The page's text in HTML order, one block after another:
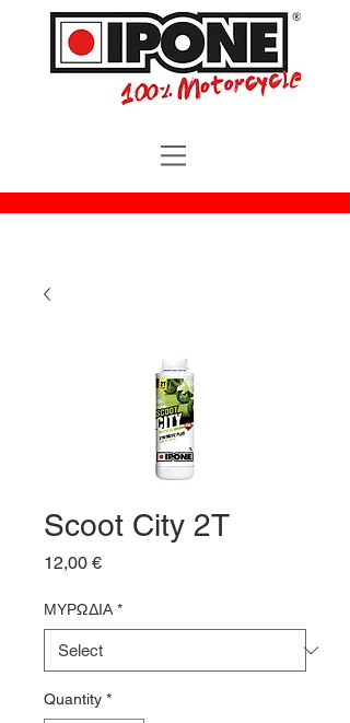
Scoot City 2T
12,00 €Price
ΜΥΡΩΔΙΑ *
Quantity *